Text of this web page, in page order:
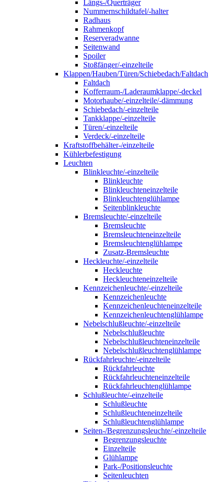
Längs-/Querträger
Nummernschildtafel/-halter
Radhaus
Rahmenkopf
Reserveradwanne
Seitenwand
Spoiler
Stoßfänger/-einzelteile
Klappen/Hauben/Türen/Schiebedach/Faltdach
Faltdach
Kofferraum-/Laderaumklappe/-deckel
Motorhaube/-einzelteile/-dämmung
Schiebedach/-einzelteile
Tankklappe/-einzelteile
Türen/-einzelteile
Verdeck/-einzelteile
Kraftstoffbehälter-/einzelteile
Kühlerbefestigung
Leuchten
Blinkleuchte/-einzelteile
Blinkleuchte
Blinkleuchteneinzelteile
Blinkleuchtenglühlampe
Seitenblinkleuchte
Bremsleuchte/-einzelteile
Bremsleuchte
Bremsleuchteneinzelteile
Bremsleuchtenglühlampe
Zusatz-Bremsleuchte
Heckleuchte/-einzelteile
Heckleuchte
Heckleuchteneinzelteile
Kennzeichenleuchte/-einzelteile
Kennzeichenleuchte
Kennzeichenleuchteneinzelteile
Kennzeichenleuchtenglühlampe
Nebelschlußleuchte/-einzelteile
Nebelschlußleuchte
Nebelschlußleuchteneinzelteile
Nebelschlußleuchtenglühlampe
Rückfahrleuchte/-einzelteile
Rückfahrleuchte
Rückfahrleuchteneinzelteile
Rückfahrleuchtenglühlampe
Schlußleuchte/-einzelteile
Schlußleuchte
Schlußleuchteneinzelteile
Schlußleuchtenglühlampe
Seiten-/Begrenzungsleuchte/-einzelteile
Begrenzungsleuchte
Einzelteile
Glühlampe
Park-/Positionsleuchte
Seitenleuchten